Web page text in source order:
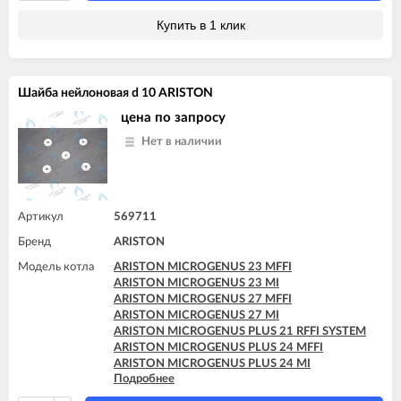
ARISTON MICROGENUS PLUS 28 RFFI SYSTEM
ARISTON MICROGENUS PLUS 31 RI SYSTEM
ARISTON MICROSYSTEM 21 RFFI
ARISTON T2 23 MI GPL
ARISTON TX 27 MFFI
Купить в 1 клик
Шайба нейлоновая d 10 ARISTON
цена по запросу
Нет в наличии
Артикул 569711
Бренд ARISTON
Модель котла
ARISTON MICROGENUS 23 MFFI
ARISTON MICROGENUS 23 MI
ARISTON MICROGENUS 27 MFFI
ARISTON MICROGENUS 27 MI
ARISTON MICROGENUS PLUS 21 RFFI SYSTEM
ARISTON MICROGENUS PLUS 24 MFFI
ARISTON MICROGENUS PLUS 24 MI
ARISTON MICROGENUS PLUS 28 MFFI
ARISTON MICROGENUS PLUS 28 MI
Подробнее